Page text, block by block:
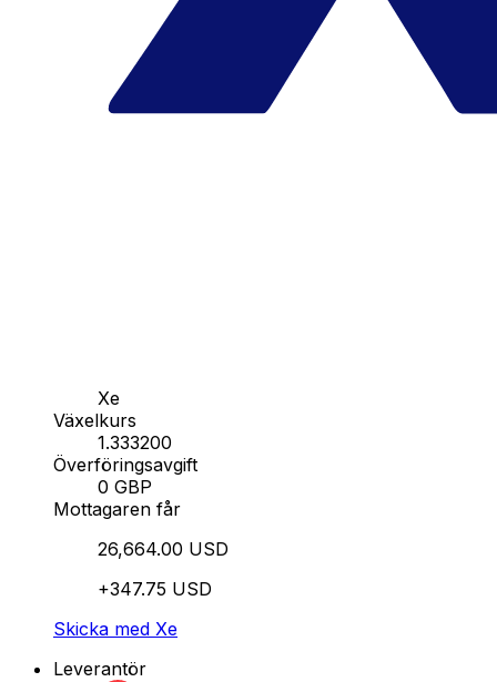
Xe
Växelkurs
1.333200
Överföringsavgift
0 GBP
Mottagaren får
26,664.00 USD
+347.75 USD
Skicka med Xe
Leverantör